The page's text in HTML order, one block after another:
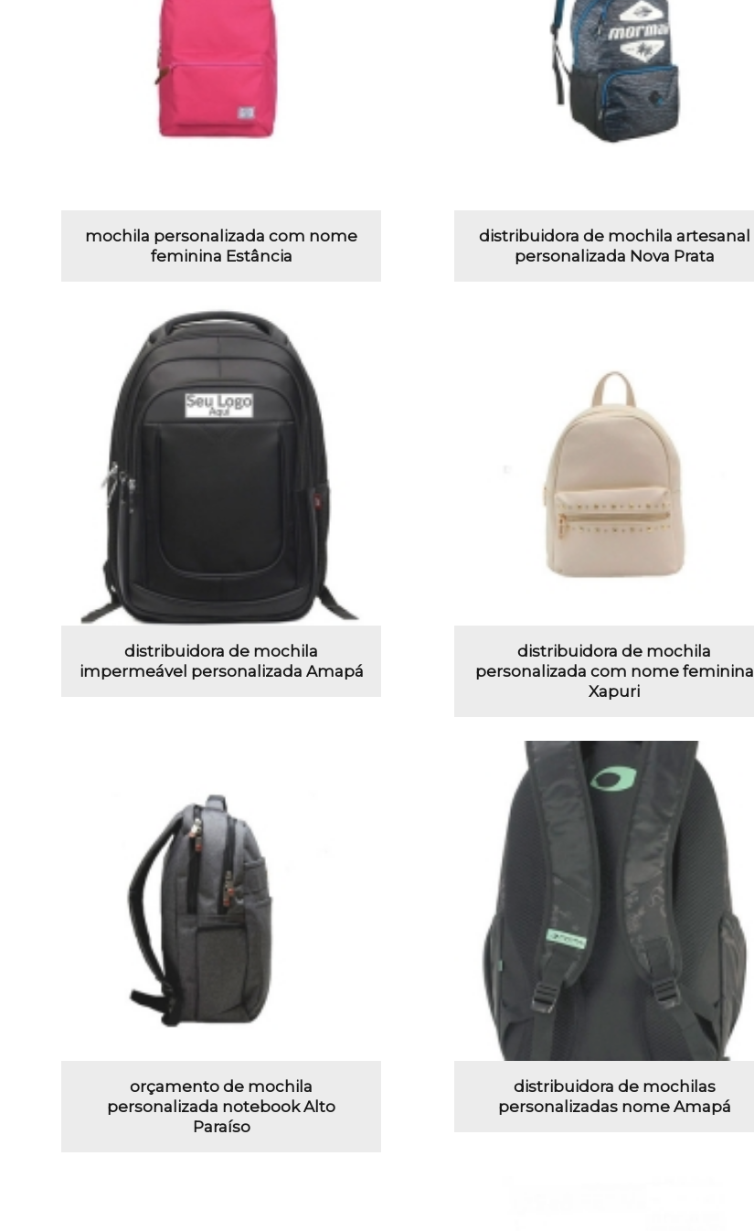
mochila personalizada com nome
feminina Estância
distribuidora de mochila artesanal
personalizada Nova Prata
distribuidora de mochila
impermeável personalizada Amapá
distribuidora de mochila
personalizada com nome feminina
Xapuri
orçamento de mochila
personalizada notebook Alto
Paraíso
distribuidora de mochilas
personalizadas nome Amapá